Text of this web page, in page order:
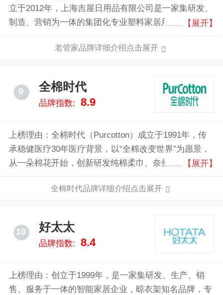
立于2012年，上海吉屋日用品有限公司是一家集研发、
制造、营销为一体的集团化专业塑料家居用品企业。公
康的指导方针，公司上下团结一心，努力打造国际一流
【展开】
老管家品牌详细介绍点击展开
9 全棉时代
品牌指数: 8.9
上榜理由：全棉时代（Purcotton）成立于1991年，传
承稳健医疗30年医疗背景，以“全棉改变世界”为愿景，
从一朵棉花开始，创新研发纯棉柔巾、奈丝公主卫生
浴巾）、孕育护理（隔尿垫,纸尿裤）、女性护理（经
活（家居服,床品）等七大品类近万种款式，以在母婴
领域、生活用品领域的强大口碑，引领安心，幸福，可
持续的全棉生活方式。
【展开】
全棉时代品牌详细介绍点击展开
10 好太太
品牌指数: 8.4
上榜理由：创立于1999年，是一家集研发、生产、销
售、服务于一体的智能家居企业，晾衣架知名品牌，专